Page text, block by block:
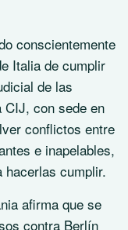
conscientemente
Italia de cumplir
de las
CIJ, con sede en
conflictos entre
e inapelables,
hacerlas cumplir.
afirma que se
contra Berlín